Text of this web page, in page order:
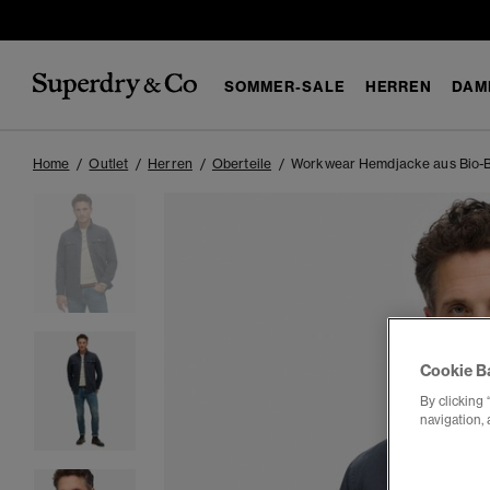
SOMMER-SALE HERREN
Home Outlet Herren Oberteile Workwear Hemdjacke aus Bio-
Cookie
By clicking
navigation,